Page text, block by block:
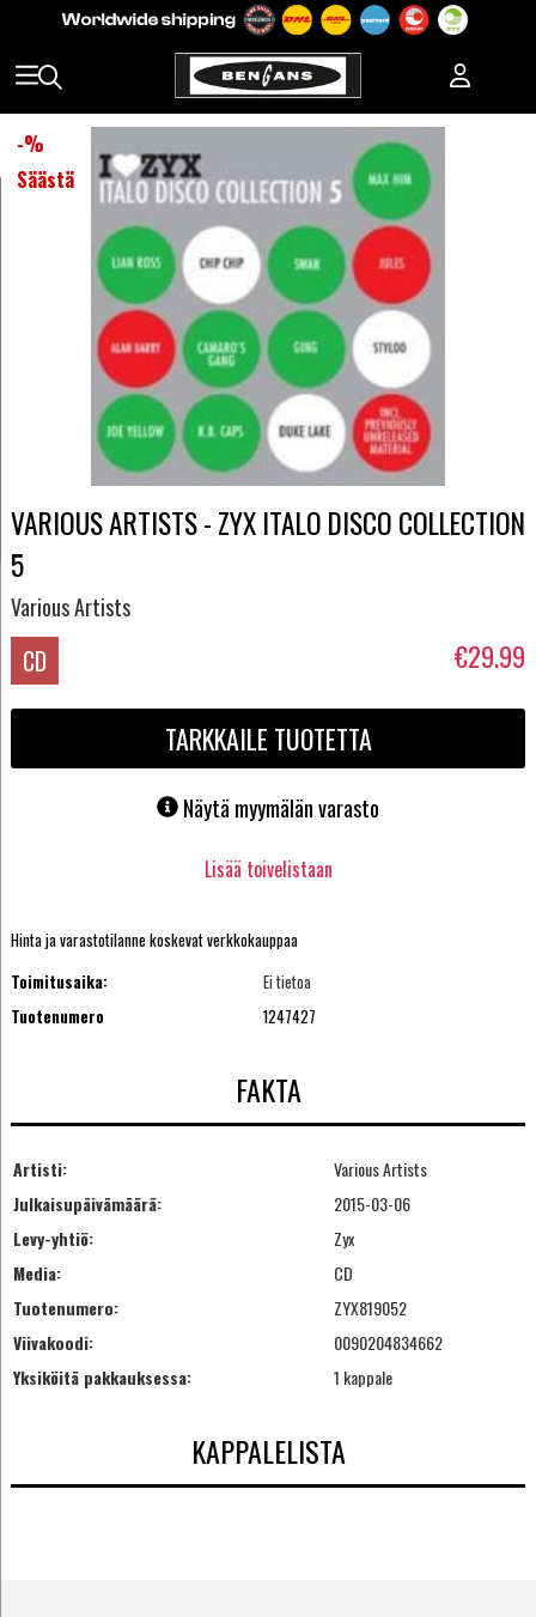
-%
Säästä
VARIOUS ARTISTS - ZYX ITALO DISCO COLLECTION
5
Various Artists
CD €29.99
TARKKAILE TUOTETTA
Näytä myymälän varasto
Lisää toivelistaan
Hinta ja varastotilanne koskevat verkkokauppaa
Toimitusaika:
Ei tietoa
Tuotenumero
1247427
FAKTA
Artisti:
Various Artists
Julkaisupäivämäärä:
2015-03-06
Levy-yhtiö:
Zyx
Media:
CD
Tuotenumero:
ZYX819052
Viivakoodi:
0090204834662
Yksiköitä pakkauksessa:
1 kappale
KAPPALELISTA